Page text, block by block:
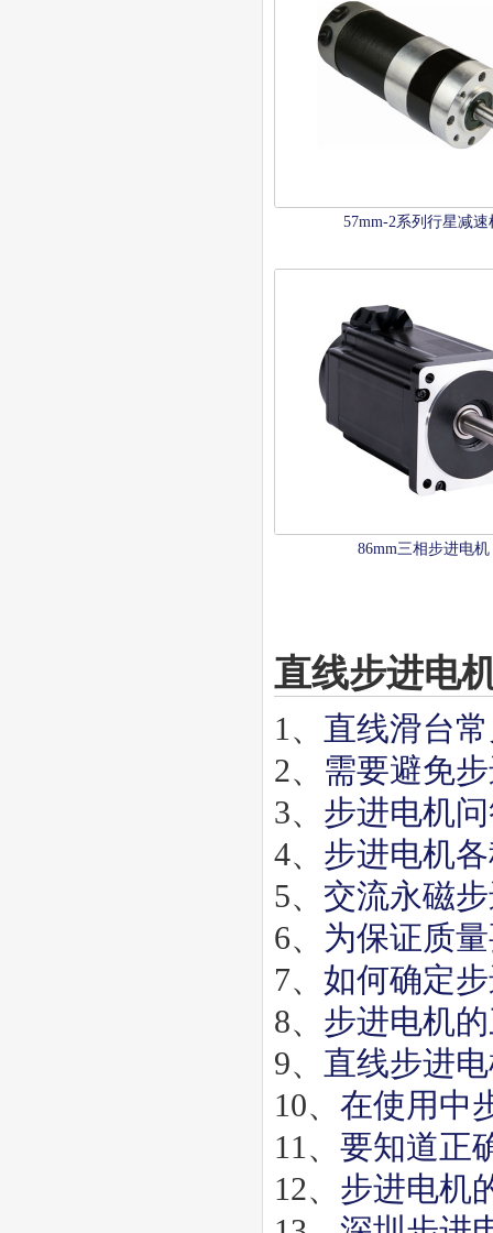
57mm-2系列行星减速
86mm三相步进电机
直线步进电
1、 直线滑台
2、 需要避免
3、 步进电机
4、 步进电机
5、 交流永磁
6、 为保证质
7、 如何确定
8、 步进电机
9、 直线步进
10、 在使用中
11、 要知道正
12、 步进电机